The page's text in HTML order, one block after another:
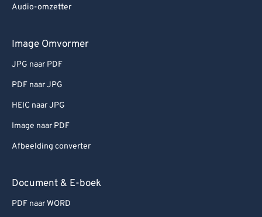
Audio-omzetter
Image Omvormer
JPG naar PDF
PDF naar JPG
HEIC naar JPG
Image naar PDF
Afbeelding converter
Document & E-boek
PDF naar WORD